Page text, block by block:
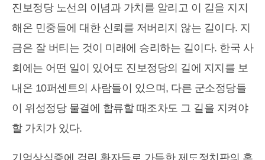
진보정당 노선의 이념과 가치를 알리고 이 길을 지지
해온 민중들에 대한 신뢰를 저버리지 않는 길이다. 지
금은 잘 버티는 것이 미래에 승리하는 길이다. 한국 사
회에는 어떤 일이 있어도 진보정당의 길에 지지를 보
내온 10퍼센트의 사람들이 있으며, 다른 군소정당들
이 위성정당 물결에 합류할 때조차도 그 길을 지켜야
할 가치가 있다.